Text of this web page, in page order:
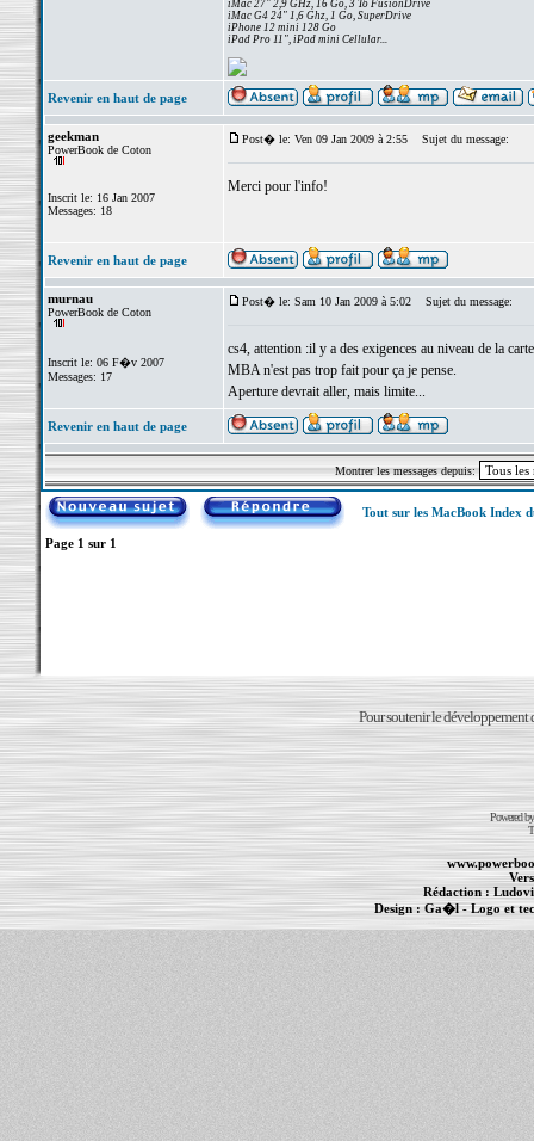
iMac 27" 2,9 GHz, 16 Go, 3 To FusionDrive
iMac G4 24" 1,6 Ghz, 1 Go, SuperDrive
iPhone 12 mini 128 Go
iPad Pro 11", iPad mini Cellular...
Revenir en haut de page
geekman
PowerBook de Coton
Inscrit le: 16 Jan 2007
Messages: 18
Post� le: Ven 09 Jan 2009 à 2:55 Sujet du message:
Merci pour l'info!
Revenir en haut de page
murnau
PowerBook de Coton
Inscrit le: 06 F�v 2007
Messages: 17
Post� le: Sam 10 Jan 2009 à 5:02 Sujet du message:
cs4, attention :il y a des exigences au niveau de la
MBA n'est pas trop fait pour ça je pense.
Aperture devrait aller, mais limite...
Revenir en haut de page
Montrer les messages depuis:
Tout sur les MacBook Index
Page 1 sur 1
Pour soutenir le développement
Powered
Rédaction :
Design :Ga�l- Logo et